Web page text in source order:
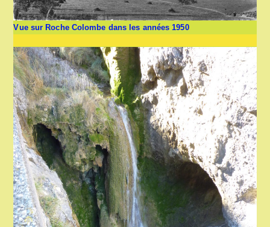
Vue sur Roche Colombe dans les années 1950